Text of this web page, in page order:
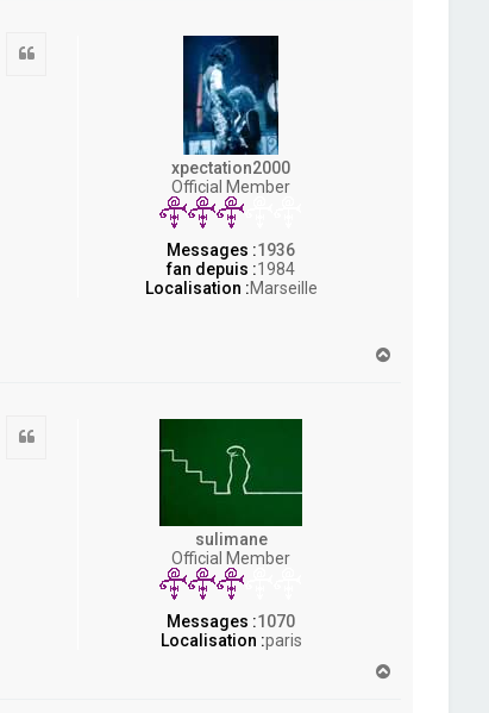
xpectation2000
Official Member
Messages :1936
fan depuis :1984
Localisation :Marseille
sulimane
Official Member
Messages :1070
Localisation :paris